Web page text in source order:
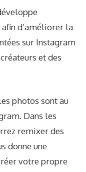
d’améliorer la
sur Instagram
et des
photos sont au
Dans les
remixer des
donne une
votre propre